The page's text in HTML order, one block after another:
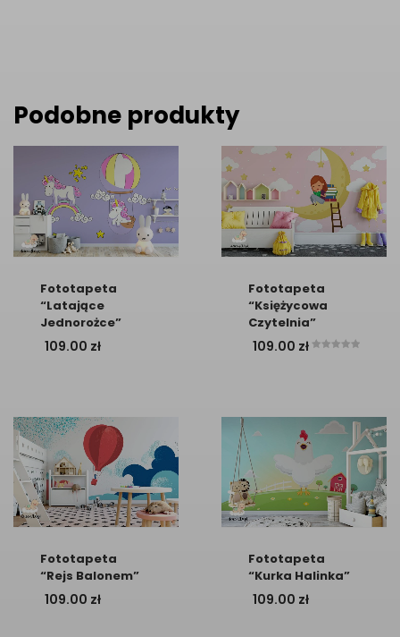
Podobne produkty
Fototapeta
“Latające
Jednorożce”
109.00 zł
Fototapeta
“Księżycowa
Czytelnia”
109.00 zł
Fototapeta
“Rejs Balonem”
109.00 zł
Fototapeta
“Kurka Halinka”
109.00 zł